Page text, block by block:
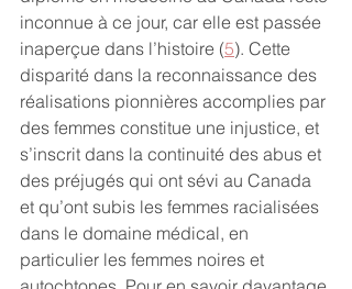
inconnue à ce jour, car elle est passée
inaperçue dans l’histoire (5). Cette
disparité dans la reconnaissance des
réalisations pionnières accomplies par
des femmes constitue une injustice, et
s’inscrit dans la continuité des abus et
des préjugés qui ont sévi au Canada
et qu’ont subis les femmes racialisées
dans le domaine médical, en
particulier les femmes noires et